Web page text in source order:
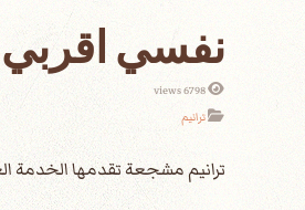
نفسي اقربي
6798 views
ترانيم